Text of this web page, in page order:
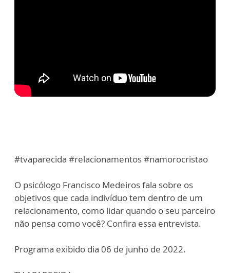
#tvaparecida #relacionamentos #namorocristao
O psicólogo Francisco Medeiros fala sobre os
objetivos que cada indivíduo tem dentro de um
relacionamento, como lidar quando o seu parceiro
não pensa como você? Confira essa entrevista.
Programa exibido dia 06 de junho de 2022.